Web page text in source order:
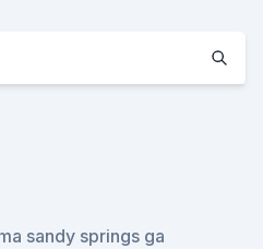
sandy springs ga